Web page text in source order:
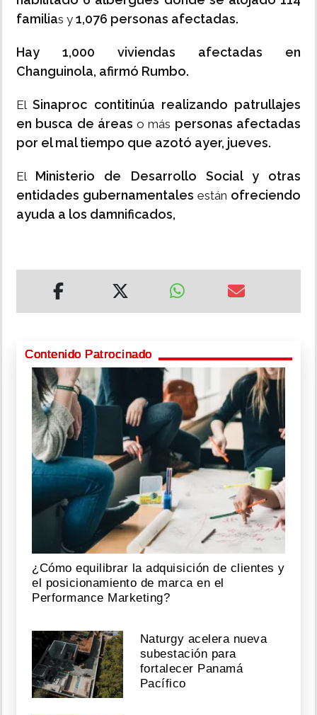
familias y 1,076 personas afectadas.
Hay 1,000 viviendas afectadas en
Changuinola, afirmó Rumbo.
ElSinaproc contitinúa realizando patrullajes
en busca de áreaso más personas afectadas
por el mal tiempo que azotó ayer, jueves.
El Ministerio de Desarrollo Social y otras
entidades gubernamentales están ofreciendo
ayuda a los damnificados,
Contenido Patrocinado
¿Cómo equilibrar la adquisición de clientes y
el posicionamiento de marca en el
Performance Marketing?
Naturgy acelera nueva
subestación para
fortalecer Panamá
Pacífico